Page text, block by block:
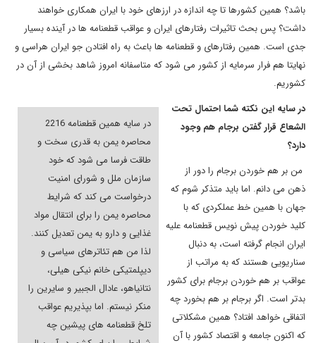
باشد؟ همین کشورها تا چه اندازه در ارزهای خود با ایران همکاری خواهند
داشت؟ پس بحث تاثیرات رفتارهای ایران و عواقب قطعنامه ها در آینده بسیار
جدی است. همین رفتارهای و قطعنامه ها باعث به راه افتادن جو ایران هراسی و
نهایتا هم فرار سرمایه از کشور می شود که متاسفانه امروز شاهد بخشی از آن در
کشوریم.
در سایه همین قطعنامه 2216
محاصره یمن به قدری سخت و
طاقت فرسا می شود که خود
سازمان ملل و شورای امنیت
درخواست می کند که شرایط
محاصره یمن را برای انتقال مواد
غذایی و دارو به یمن تعدیل کنند.
لذا من هم تئاترهای سیاسی و
دیپلمتیکی خانم نیکی هیلی،
نتانیاهو، عادال الجبیر و سایرین را
منکر نیستم. اما بپذیریم عواقب
تلخ قطعنامه های پیشین چه
در سایه این نکته شما احتمال تحت
الشعاع قرار گفتن برجام هم وجود
دارد؟
من بر هم خوردن برجام را دور از
ذهن می دانم. اما باید متذکر شوم که
جهان با همین خط عملکردی که با
کلید خوردن پیش نویس قطعنامه علیه
ایران انجام گرفته است، به دنبال
سناریویی هستند که به مراتب از
عواقب بر هم خوردن برجام برای کشور
بدتر است. اگر برجام بر هم بخورد چه
اتفاقی خواهد افتاد؟ همین مشکلاتی
که اکنون جامعه و اقتصاد کشور با آن